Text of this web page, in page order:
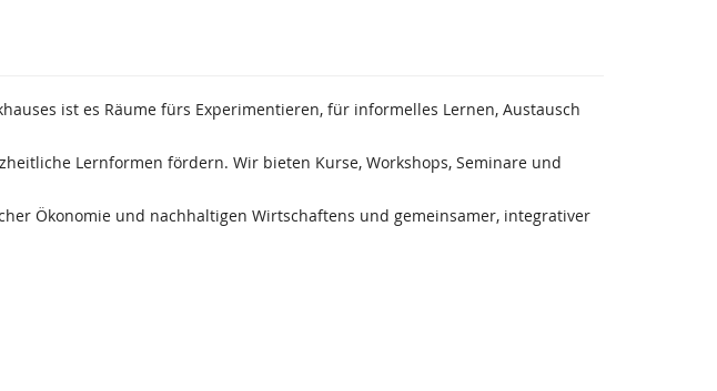
ist es Räume fürs Experimentieren, für informelles Lernen, Austausch
Lernformen fördern. Wir bieten Kurse, Workshops, Seminare und
Ökonomie und nachhaltigen Wirtschaftens und gemeinsamer, integrativer